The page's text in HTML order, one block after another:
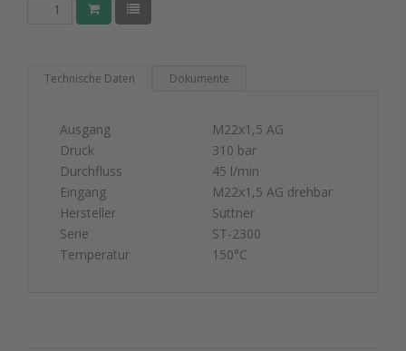
Technische Daten Dokumente
Ausgang
M22x1,5 AG
Druck
310 bar
Durchfluss
45 l/min
Eingang
M22x1,5 AG drehbar
Hersteller
Suttner
Serie
ST-2300
Temperatur
150°C